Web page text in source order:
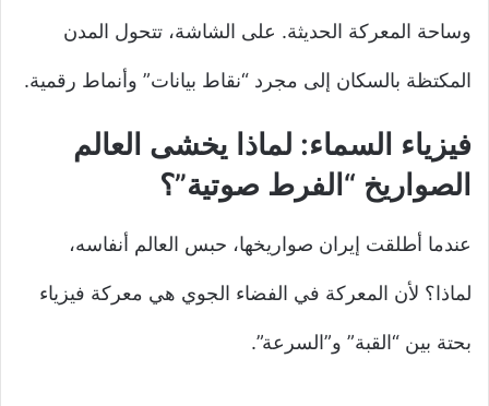
وساحة المعركة الحديثة. على الشاشة، تتحول المدن
المكتظة بالسكان إلى مجرد “نقاط بيانات” وأنماط رقمية.
فيزياء السماء: لماذا يخشى العالم
الصواريخ “الفرط صوتية”؟
عندما أطلقت إيران صواريخها، حبس العالم أنفاسه،
لماذا؟ لأن المعركة في الفضاء الجوي هي معركة فيزياء
بحتة بين “القبة” و”السرعة”.